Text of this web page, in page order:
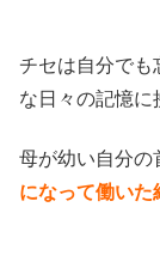
チセは自分でも
な日々の記憶に
母が幼い自分の
になって働いた